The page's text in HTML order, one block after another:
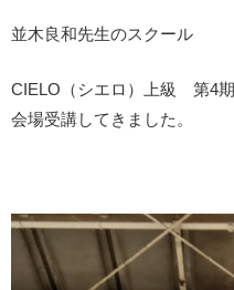
並木良和先生のスクール
CIELO（シエロ）上級 第4
会場受講してきました。